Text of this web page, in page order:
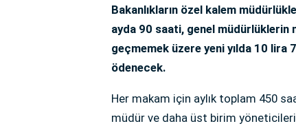
Bakanlıkların özel kalem
ayda 90 saati, genel
geçmemek üzere yeni yılda 10
ödenecek.
Her makam için aylık toplam 450
müdür ve daha üst birim